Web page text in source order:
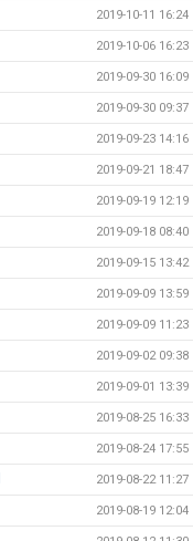
2019-10-11 16:24
2019-10-06 16:23
2019-09-30 16:09
2019-09-30 09:37
2019-09-23 14:16
2019-09-21 18:47
2019-09-19 12:19
2019-09-18 08:40
2019-09-15 13:42
2019-09-09 13:59
2019-09-09 11:23
2019-09-02 09:38
2019-09-01 13:39
2019-08-25 16:33
2019-08-24 17:55
2019-08-22 11:27
2019-08-19 12:04